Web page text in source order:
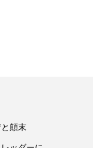
顛末